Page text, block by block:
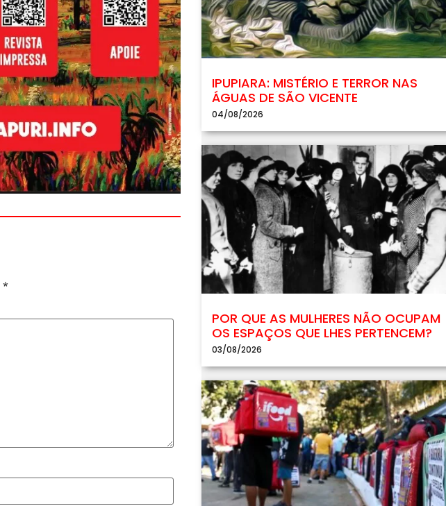
*
IPUPIARA: MISTÉRIO E TERROR NAS
ÁGUAS DE SÃO VICENTE
04/08/2026
POR QUE AS MULHERES NÃO OCUPAM
OS ESPAÇOS QUE LHES PERTENCEM?
03/08/2026